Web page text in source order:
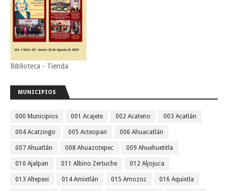
Biblioteca - Tienda
MUNICIPIOS
000 Municipios 001 Acajete 002 Acateno 003 Acatlán
004 Acatzingo 005 Acteopan 006 Ahuacatlán
007 Ahuatlán 008 Ahuazotepec 009 Ahuehuetitla
010 Ajalpan 011 Albino Zertuche 012 Aljojuca
013 Altepexi 014 Amixtlán 015 Amozoc 016 Aquixtla